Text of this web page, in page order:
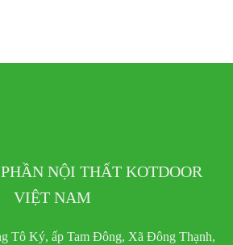
NỘI THẤT KOTDOOR
VIỆT NAM
Tô Ký, ấp Tam Đông, Xã Đông Thạnh,